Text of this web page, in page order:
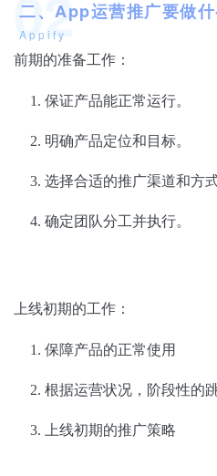
二、App运营推广要做
Appify
前期的准备工作：
保证产品能正常运行。
明确产品定位和目标。
选择合适的推广渠道和方
确定团队分工并执行。
上线初期的工作：
保障产品的正常使用
根据运营状况，阶段性的
上线初期的推广策略